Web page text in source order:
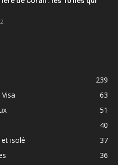
239
63
51
40
isolé
37
36